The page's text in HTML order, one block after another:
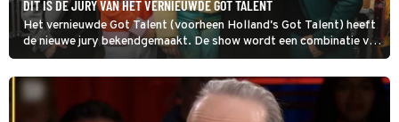
DIT IS DE JURY VAN HET VERNIEUWDE GOT TALENT
Het vernieuwde Got Talent (voorheen Holland's Got Talent) heeft
de nieuwe jury bekendgemaakt. De show wordt een combinatie van
Nederland en België met in de jury Soundos El Ahmadi, Marc-Marie
Huijbregts, Dan Karaty, Karen Damen en James Cooke.